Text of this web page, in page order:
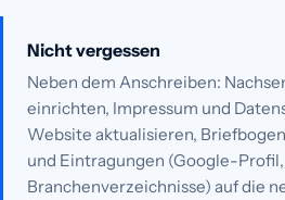
Nicht vergessen
Neben dem Anschreiben:
einrichten, Impressum und
Website aktualisieren,
und Eintragungen (Google-Profil,
Branchenverzeichnisse) auf die